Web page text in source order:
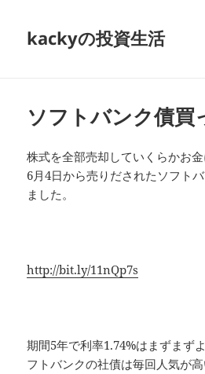
kackyの投資生活
ソフトバンク債買
株式を全部売却していくらかお金
6月4日から売りだされたソフト
ました。
http://bit.ly/11nQp7s
期間5年で利率1.74%はまずまず
フトバンクの社債は毎回人気が